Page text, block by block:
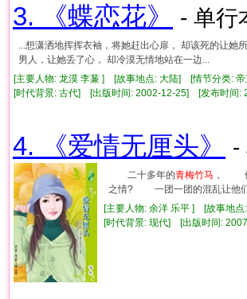
3. 《蝶恋花》 - 单行
...想潇洒地挥挥衣袖，将她赶出心扉， 却该死的让她
男人，让她丢了心， 却冷漠无情地站在一边...
[主要人物: 龙漠 李蒹 ] [故事地点: 大陆] [情节分类: 帝
[时代背景: 古代] [出版时间: 2002-12-25] [发布时
4. 《爱情无厘头》 -
二十多年的青梅竹马 ， 他
之情? 一团一团的混乱让
[主要人物: 余洋 乐平 ] [故事地
[时代背景: 现代] [出版时间: